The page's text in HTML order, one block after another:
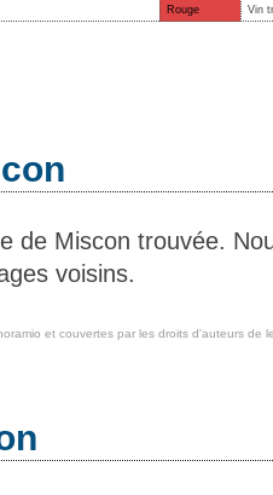
Rouge Vin
de Miscon trouvée.
voisins.
et couvertes par les droits d'auteurs de